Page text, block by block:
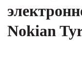
Nokian